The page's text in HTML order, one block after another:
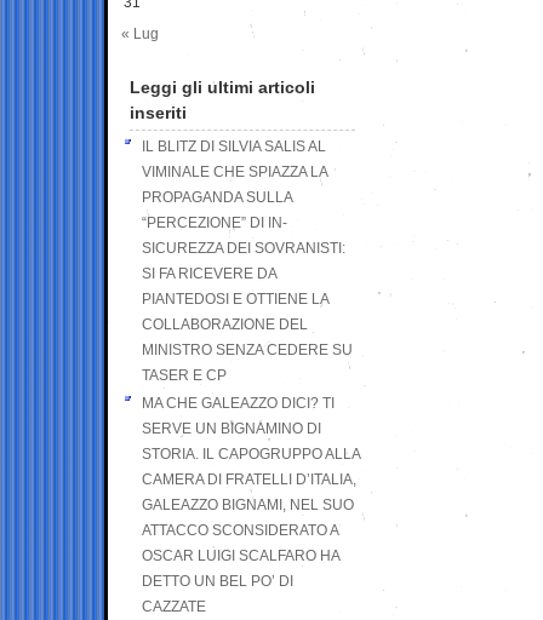
« Lug
Leggi gli ultimi articoli
inseriti
IL BLITZ DI SILVIA SALIS AL
VIMINALE CHE SPIAZZA LA
PROPAGANDA SULLA
“PERCEZIONE” DI IN-
SICUREZZA DEI SOVRANISTI:
SI FA RICEVERE DA
PIANTEDOSI E OTTIENE LA
COLLABORAZIONE DEL
MINISTRO SENZA CEDERE SU
TASER E CP
MA CHE GALEAZZO DICI? TI
SERVE UN BIGNAMINO DI
STORIA. IL CAPOGRUPPO ALLA
CAMERA DI FRATELLI D’ITALIA,
GALEAZZO BIGNAMI, NEL SUO
ATTACCO SCONSIDERATO A
OSCAR LUIGI SCALFARO HA
DETTO UN BEL PO’ DI
CAZZATE